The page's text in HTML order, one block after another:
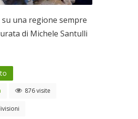
una regione sempre
di Michele Santulli
876 visite